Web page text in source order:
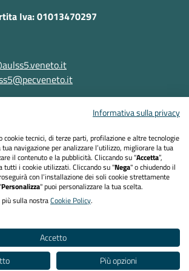
Iva: 01013470297
Informativa sulla privacy
cookie tecnici, di terze parti, profilazione e altre tecnologie
navigazione per analizzare l’utilizzo, migliorare la tua
il contenuto e la pubblicità. Cliccando su “Accetta”,
tutti i cookie utilizzati. Cliccando su "Nega" o chiudendo il
con l’installazione dei soli cookie strettamente
Personalizza" puoi personalizzare la tua scelta.
più sulla nostraCookie Policy.
Accetto
Più opzioni